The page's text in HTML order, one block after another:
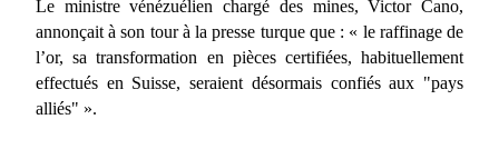
Le ministre vénézuélien chargé des mines, Victor Cano,
annonçait à son tour à la presse turque que : « le raffinage de
l’or, sa transformation en pièces certifiées, habituellement
effectués en Suisse, seraient désormais confiés aux "pays
alliés" ».